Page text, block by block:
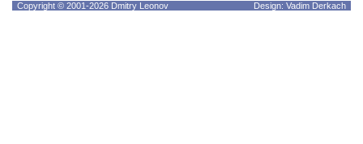
Copyright © 2001-2026 Dmitry Leonov Design: Vadim Derkach